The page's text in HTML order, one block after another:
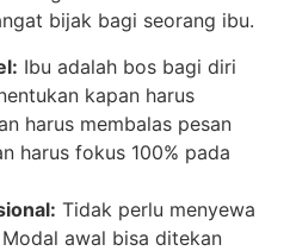
bijak bagi seorang ibu.
Ibu adalah bos bagi diri
kapan harus
harus membalas pesan
harus fokus 100% pada
Tidak perlu menyewa
awal bisa ditekan